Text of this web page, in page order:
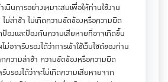
นินการอย่างเหมาะสมเพื่อให้ท่านใช้งาน
ไม่ล่าช้า ไม่เกิดความขัดข้องหรือความผิด
องและป้องกันความเสียหายที่อาจเกิดขึ้น
อาจรับรองได้ว่าการเข้าใช้เว็บไซต์ของท่าน
กความล่าช้า ความขัดข้องหรือความผิด
บรองได้ว่าจะไม่เกิดความเสียหายจาก